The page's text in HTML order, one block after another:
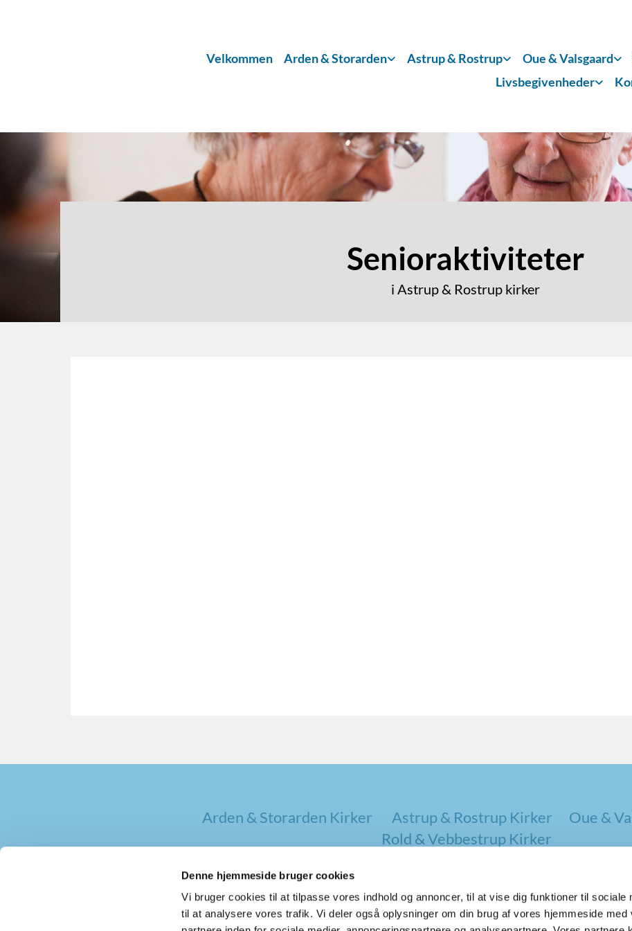
Denne hjemmeside bruger cookies
Vi bruger cookies til at tilpasse vores indhold og annoncer, til at vise dig funktioner til sociale
til at analysere vores trafik. Vi deler også oplysninger om din brug af vores hjemmeside med
Velkommen Arden & Storarden Astrup & Rostrup Oue & Valsgaard
Livsbegivenheder
Senioraktiviteter
i Astrup & Rostrup kirker
Arden & Storarden Kirker Astrup & Rostrup Kirker
Oue &
Rold & Vebbestrup Kirker